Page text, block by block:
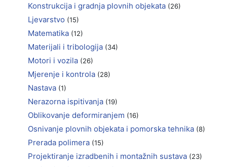
Konstrukcija i gradnja plovnih objekata (26)
Ljevarstvo (15)
Matematika (12)
Materijali i tribologija (34)
Motori i vozila (26)
Mjerenje i kontrola (28)
Nastava (1)
Nerazorna ispitivanja (19)
Oblikovanje deformiranjem (16)
Osnivanje plovnih objekata i pomorska tehnika (8)
Prerada polimera (15)
Projektiranje izradbenih i montažnih sustava (23)